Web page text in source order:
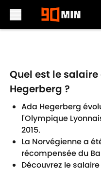
Quel est le
Hegerberg ?
Ada Hegerberg
l'Olympique
2015.
La Norvégienne a
récompensée du
Découvrez le